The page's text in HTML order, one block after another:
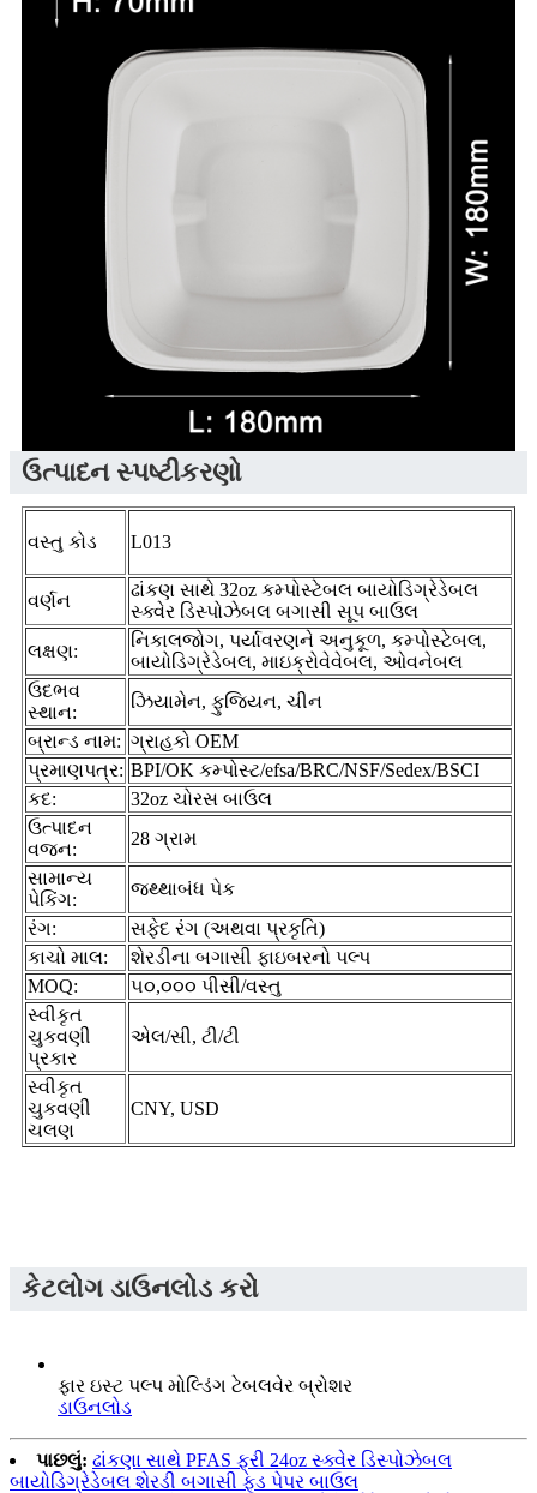
ઉત્પાદન સ્પષ્ટીકરણો
વસ્તુ કોડ L013
વર્ણન
ઢાંકણ સાથે 32oz કમ્પોસ્ટેબલ બાયોડિગ્રેડેબલ
સ્ક્વેર ડિસ્પોઝેબલ બગાસી સૂપ બાઉલ
લક્ષણ:
નિકાલજોગ, પર્યાવરણને અનુકૂળ, કમ્પોસ્ટેબલ,
બાયોડિગ્રેડેબલ, માઇક્રોવેવેબલ, ઓવનેબલ
ઉદભવ
સ્થાન:
ઝિયામેન, ફુજિયન, ચીન
બ્રાન્ડ નામ: ગ્રાહકો OEM
પ્રમાણપત્ર: BPI/OK કમ્પોસ્ટ/efsa/BRC/NSF/Sedex/BSCI
કદ:
32oz ચોરસ બાઉલ
ઉત્પાદન
વજન:
28 ગ્રામ
સામાન્ય
પેકિંગ:
જથ્થાબંધ પેક
રંગ:
સફેદ રંગ (અથવા પ્રકૃતિ)
કાચો માલ:
શેરડીના બગાસી ફાઇબરનો પલ્પ
MOQ:
૫૦,૦૦૦ પીસી/વસ્તુ
સ્વીકૃત
ચુકવણી
પ્રકાર
એલ/સી, ટી/ટી
સ્વીકૃત
ચુકવણી
ચલણ
CNY, USD
કેટલોગ ડાઉનલોડ કરો
ફાર ઇસ્ટ પલ્પ મોલ્ડિંગ ટેબલવેર બ્રોશર
ડાઉનલોડ
પાછલું: ઢાંકણા સાથે PFAS ફ્રી 24oz સ્ક્વેર ડિસ્પોઝેબલ
બાયોડિગ્રેડેબલ શેરડી બગાસી ફૂડ પેપર બાઉલ